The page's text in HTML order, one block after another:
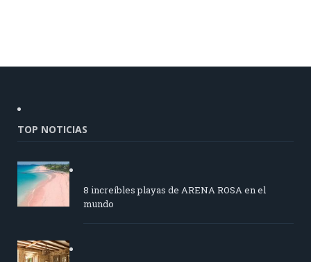
TOP NOTICIAS
8 increíbles playas de ARENA ROSA en el
mundo